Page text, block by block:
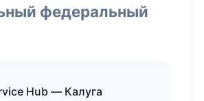
федеральный
Hub — Калуга